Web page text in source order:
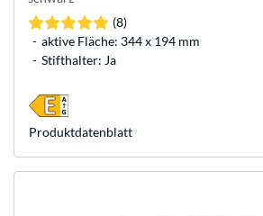
(8)
aktive Fläche: 344 x 194 mm
Stifthalter: Ja
Produkt­datenblatt